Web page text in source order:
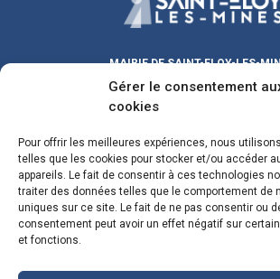
Gérer le consentement
cookies
Pour offrir les meilleures expériences, nous
telles que les cookies pour stocker et/ou accéder
appareils. Le fait de consentir à ces technologies
traiter des données telles que le comportement de
uniques sur ce site. Le fait de ne pas consentir ou
consentement peut avoir un effet négatif sur
et fonctions.
MAIRIE DE SAINT-ELOY-LES-
Place Michel DUVAL
9h00 – 12h00/ 13h30 – 17h30
Samedi :9h00 – 12h00
Fermeture le mercredi matin
maire@sainteloylesmines.fr
04 73 85 08 24